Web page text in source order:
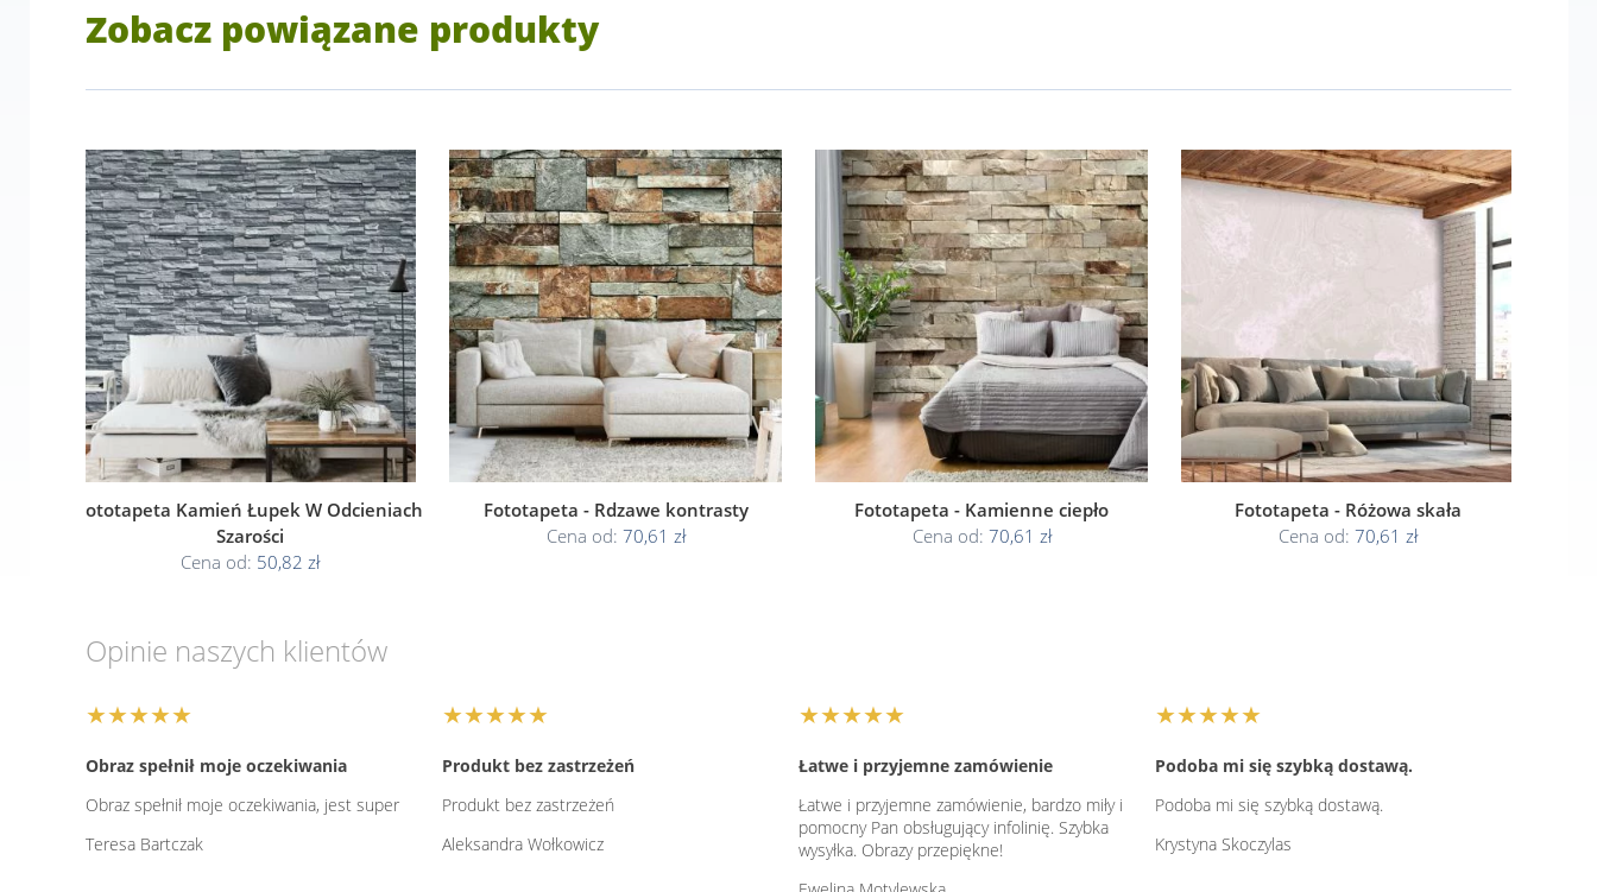
Zobacz powiązane produkty
Fototapeta Kamień Łupek W Odcieniach
Szarości
Cena od: 50,82 zł
Fototapeta - Rdzawe kontrasty
Cena od: 70,61 zł
Fototapeta - Kamienne ciepło
Cena od: 70,61 zł
Fototapeta - Różowa skała
Cena od: 70,61 zł
Opinie naszych klientów
★★★★★
Obraz spełnił moje oczekiwania
Obraz spełnił moje oczekiwania, jest super
Teresa Bartczak
★★★★★
Produkt bez zastrzeżeń
Produkt bez zastrzeżeń
Aleksandra Wołkowicz
★★★★★
Łatwe i przyjemne zamówienie
Łatwe i przyjemne zamówienie, bardzo miły i
pomocny Pan obsługujący infolinię. Szybka
wysyłka. Obrazy przepiękne!
★★★★★
Podoba mi się szybką dostawą.
Podoba mi się szybką dostawą.
Krystyna Skoczylas